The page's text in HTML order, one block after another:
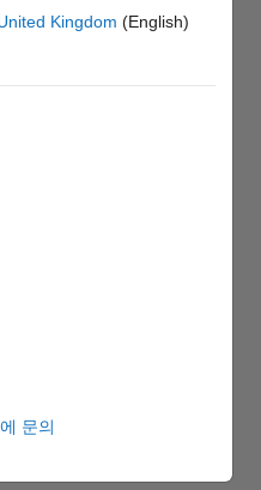
Kingdom (English)
문의